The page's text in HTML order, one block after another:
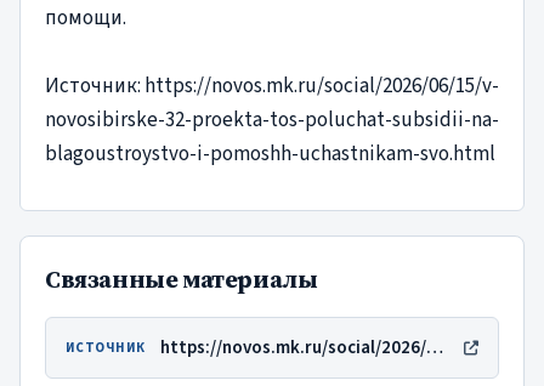
помощи.
Источник: https://novos.mk.ru/social/2026/06/15/v-
novosibirske-32-proekta-tos-poluchat-subsidii-na-
blagoustroystvo-i-pomoshh-uchastnikam-svo.html
Связанные материалы
ИСТОЧНИК https://novos.mk.ru/social/2026/06/15/v-novosibirske-32-proekta-tos-poluchat-subsidii-na-blagoustroystvo-i-pomoshh-uchastnikam-svo.html